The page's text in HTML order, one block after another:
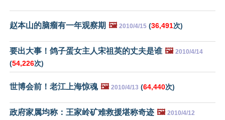
赵本山的脑瘤有一年观察期 🖼️ 2010/4/15 (36,491次)
要出大事！鸽子蛋女主人宋祖英的丈夫是谁 🖼️ 2010/4/14
(54,226次)
世博会前！老江上海惊魂 🖼️ 2010/4/13 (64,440次)
政府家属均称：王家岭矿难救援堪称奇迹 🖼️ 2010/4/12